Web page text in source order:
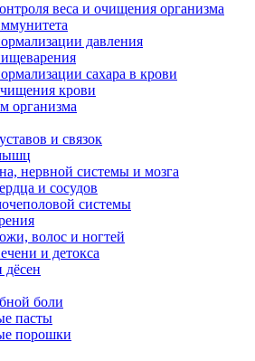
веса и очищения организма
давления
сахара в крови
крови
организма
и связок
нервной системы и мозга
и сосудов
системы
волос и ногтей
и детокса
дёсен
боли
пасты
порошки